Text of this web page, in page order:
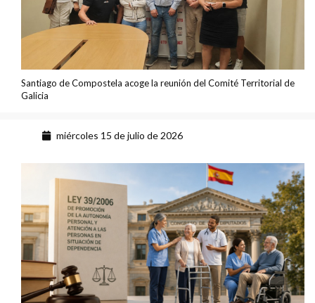
Santiago de Compostela acoge la reunión del Comité Territorial de
Galicia
miércoles 15 de julio de 2026